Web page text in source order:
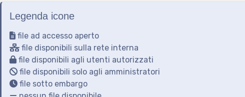
Legenda icone
file ad accesso aperto
file disponibili sulla rete interna
file disponibili agli utenti autorizzati
file disponibili solo agli amministratori
file sotto embargo